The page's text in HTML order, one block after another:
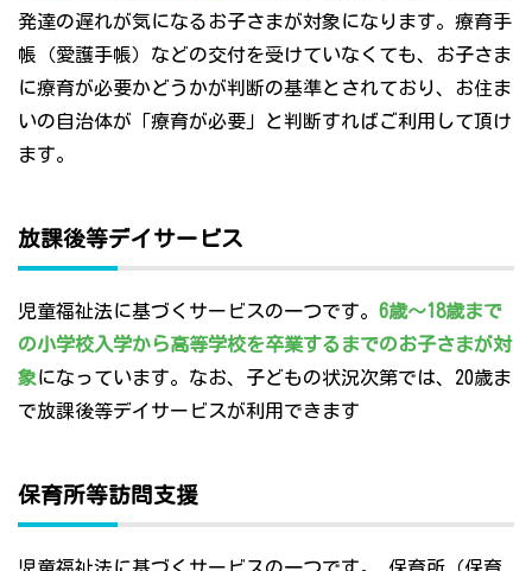
発達の遅れが気になるお子さまが対象になります。療育手
帳（愛護手帳）などの交付を受けていなくても、お子さま
に療育が必要かどうかが判断の基準とされており、お住ま
いの自治体が「療育が必要」と判断すればご利用して頂け
ます。
放課後等デイサービス
児童福祉法に基づくサービスの一つです。 6歳～18歳まで
の小学校入学から高等学校を卒業するまでのお子さまが対
象になっています。なお、子どもの状況次第では、20歳ま
で放課後等デイサービスが利用できます
保育所等訪問支援